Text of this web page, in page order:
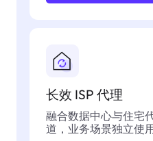
长效 ISP 代理
融合数据中心与住宅
道，业务场景独立使用